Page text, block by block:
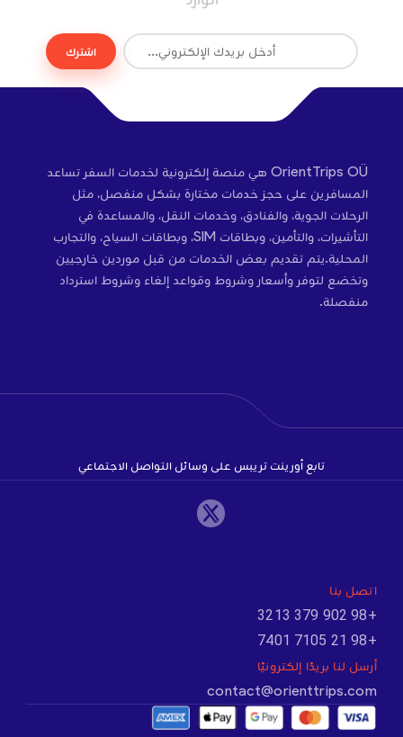
اشترك
OrientTrips OÜ هي منصة إلكترونية لخدمات السفر تساعد
المسافرين على حجز خدمات مختارة بشكل منفصل، مثل
الرحلات الجوية، والفنادق، وخدمات النقل، والمساعدة في
التأشيرات، والتأمين، وبطاقات SIM، وبطاقات السياح، والتجارب
المحلية.يتم تقديم بعض الخدمات من قبل موردين خارجيين
وتخضع لتوفر وأسعار وشروط وقواعد إلغاء وشروط استرداد
منفصلة.
تابع أورينت تريبس على وسائل التواصل الاجتماعي
اتصل بنا
+98 902 379 3213
+98 21 7105 7401
أرسل لنا بريدًا إلكترونيًا
contact@orienttrips.com